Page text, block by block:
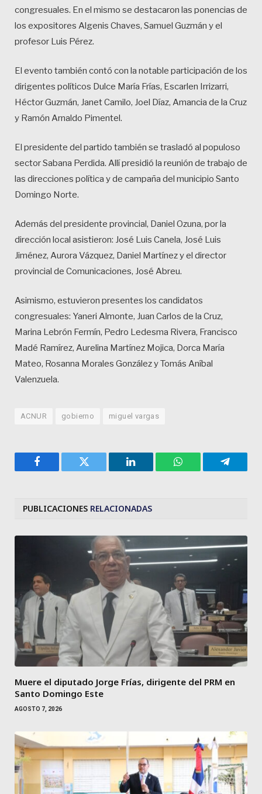
congresuales. En el mismo se destacaron las ponencias de
los expositores Algenis Chaves, Samuel Guzmán y el
profesor Luis Pérez.
El evento también contó con la notable participación de los
dirigentes políticos Dulce María Frías, Escarlen Irrizarri,
Héctor Guzmán, Janet Camilo, Joel Díaz, Amancia de la Cruz
y Ramón Arnaldo Pimentel.
El presidente del partido también se trasladó al populoso
sector Sabana Perdida. Allí presidió la reunión de trabajo de
las direcciones política y de campaña del municipio Santo
Domingo Norte.
Además del presidente provincial, Daniel Ozuna, por la
dirección local asistieron: José Luis Canela, José Luis
Jiménez, Aurora Vázquez, Daniel Martínez y el director
provincial de Comunicaciones, José Abreu.
Asimismo, estuvieron presentes los candidatos
congresuales: Yaneri Almonte, Juan Carlos de la Cruz,
Marina Lebrón Fermín, Pedro Ledesma Rivera, Francisco
Madé Ramírez, Aurelina Martínez Mojica, Dorca María
Mateo, Rosanna Morales González y Tomás Aníbal
Valenzuela.
ACNUR gobierno miguel vargas
Facebook Twitter LinkedIn WhatsApp
PUBLICACIONES RELACIONADAS
Muere el diputado Jorge Frías, dirigente del PRM en
Santo Domingo Este
AGOSTO 7, 2026